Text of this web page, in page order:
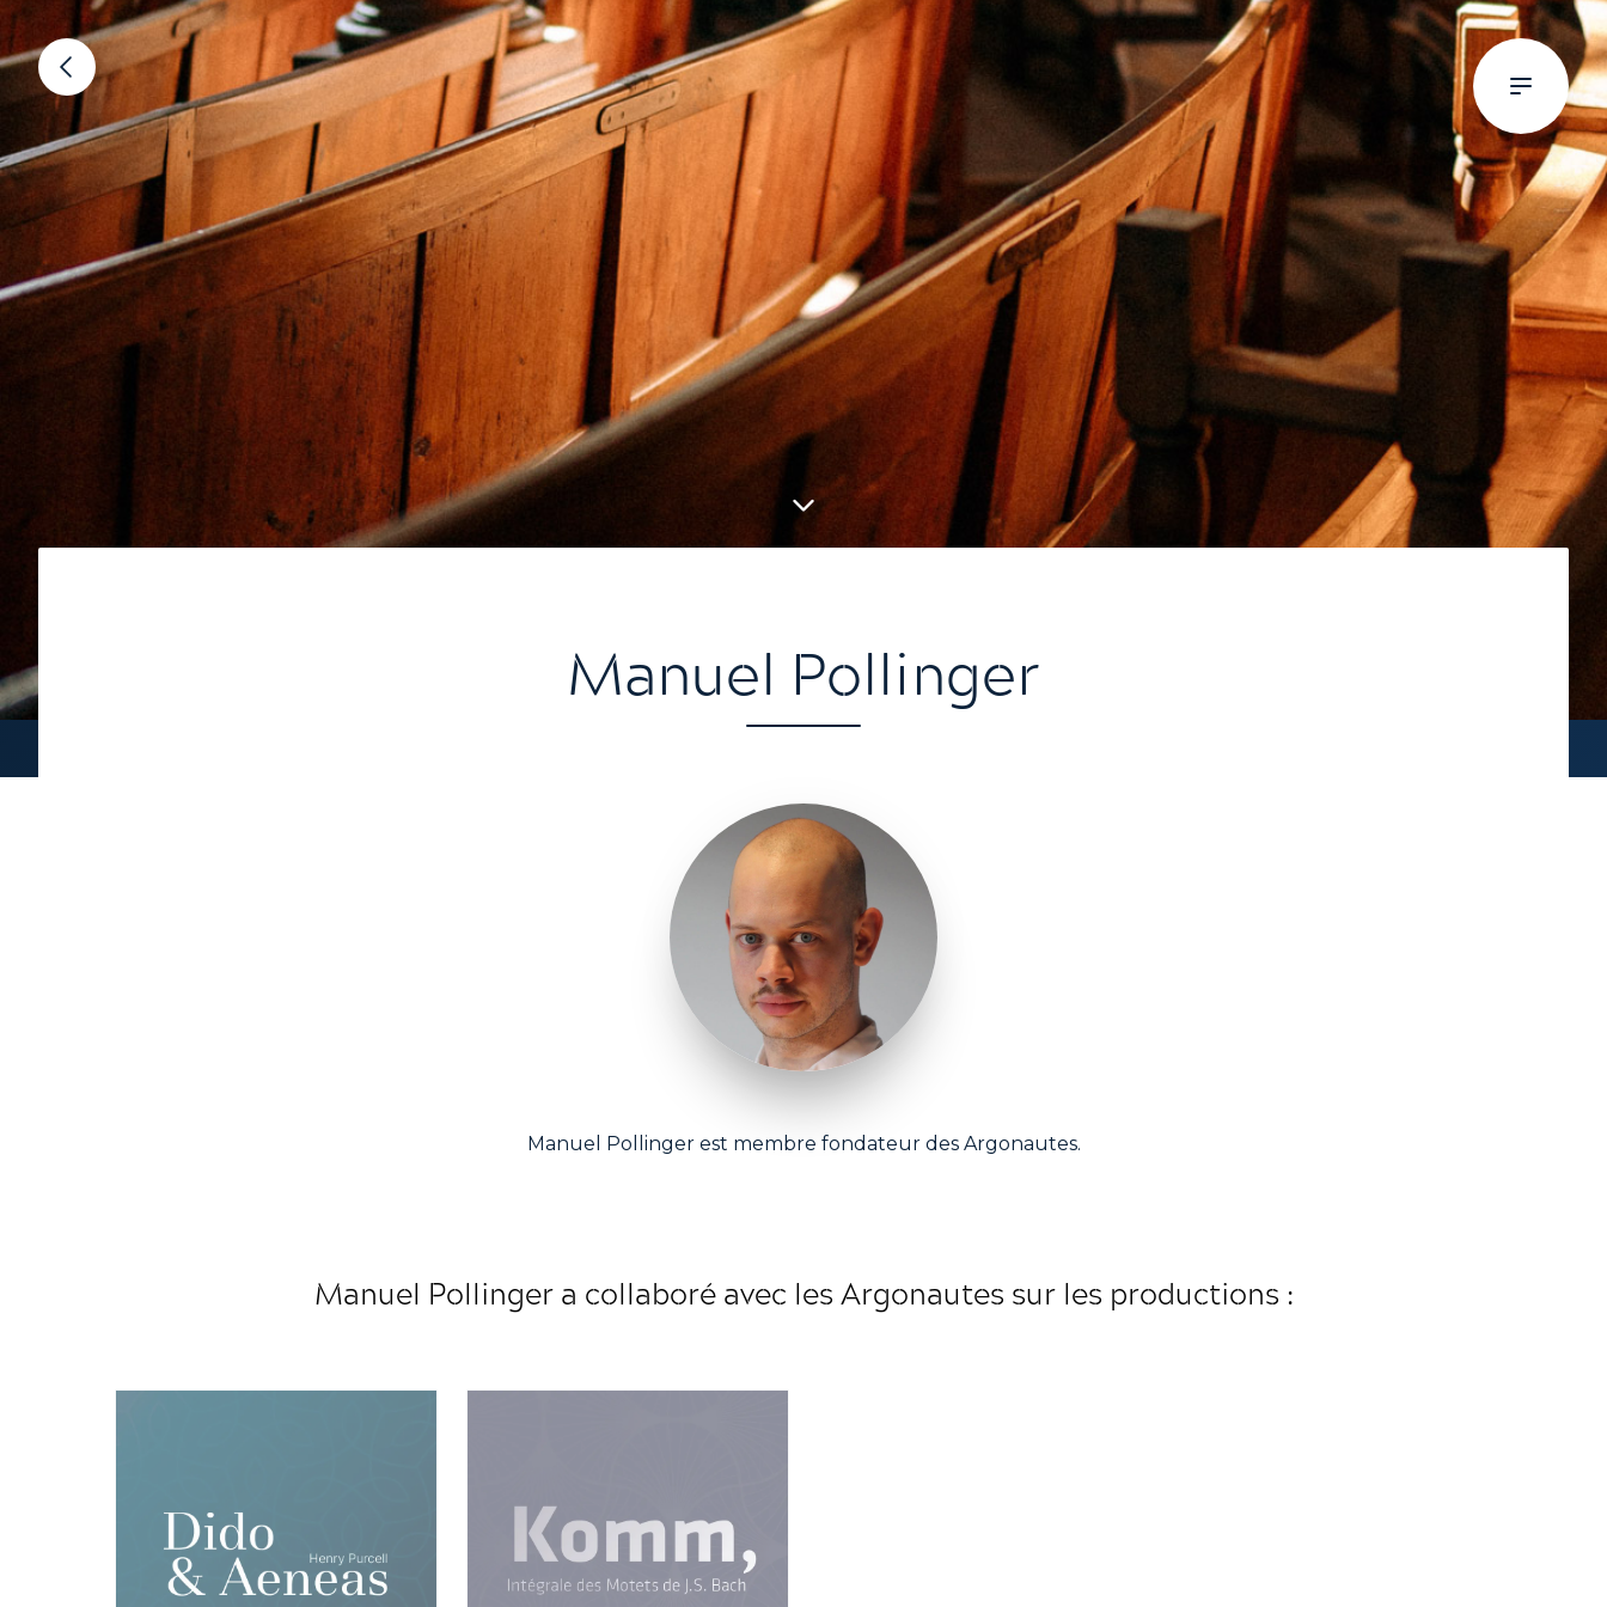
Manuel Pollinger
Manuel Pollinger est membre fondateur des Argonautes.
Manuel Pollingera collaboré avec les Argonautes sur les productions :